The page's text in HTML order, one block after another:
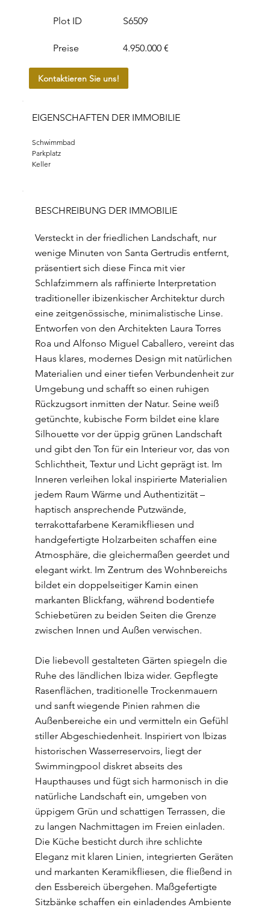
Plot ID
Preise
S6509
4.950.000 €
Kontaktieren Sie uns!
EIGENSCHAFTEN DER IMMOBILIE
Schwimmbad
Parkplatz
Keller
BESCHREIBUNG DER IMMOBILIE
Versteckt in der friedlichen Landschaft, nur
wenige Minuten von Santa Gertrudis entfernt,
präsentiert sich diese Finca mit vier
Schlafzimmern als raffinierte Interpretation
traditioneller ibizenkischer Architektur durch
eine zeitgenössische, minimalistische Linse.
Entworfen von den Architekten Laura Torres
Roa und Alfonso Miguel Caballero, vereint das
Haus klares, modernes Design mit natürlichen
Materialien und einer tiefen Verbundenheit zur
Umgebung und schafft so einen ruhigen
Rückzugsort inmitten der Natur. Seine weiß
getünchte, kubische Form bildet eine klare
Silhouette vor der üppig grünen Landschaft
und gibt den Ton für ein Interieur vor, das von
Schlichtheit, Textur und Licht geprägt ist. Im
Inneren verleihen lokal inspirierte Materialien
jedem Raum Wärme und Authentizität –
haptisch ansprechende Putzwände,
terrakottafarbene Keramikfliesen und
handgefertigte Holzarbeiten schaffen eine
Atmosphäre, die gleichermaßen geerdet und
elegant wirkt. Im Zentrum des Wohnbereichs
bildet ein doppelseitiger Kamin einen
markanten Blickfang, während bodentiefe
Schiebetüren zu beiden Seiten die Grenze
zwischen Innen und Außen verwischen.
Die liebevoll gestalteten Gärten spiegeln die
Ruhe des ländlichen Ibiza wider. Gepflegte
Rasenflächen, traditionelle Trockenmauern
und sanft wiegende Pinien rahmen die
Außenbereiche ein und vermitteln ein Gefühl
stiller Abgeschiedenheit. Inspiriert von Ibizas
historischen Wasserreservoirs, liegt der
Swimmingpool diskret abseits des
Haupthauses und fügt sich harmonisch in die
natürliche Landschaft ein, umgeben von
üppigem Grün und schattigen Terrassen, die
zu langen Nachmittagen im Freien einladen.
Die Küche besticht durch ihre schlichte
Eleganz mit klaren Linien, integrierten Geräten
und markanten Keramikfliesen, die fließend in
den Essbereich übergehen. Maßgefertigte
Sitzbänke schaffen ein einladendes Ambiente